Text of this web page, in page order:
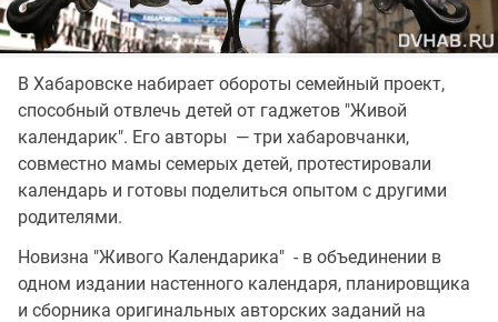
В Хабаровске набирает обороты семейный проект,
способный отвлечь детей от гаджетов "Живой
календарик". Его авторы — три хабаровчанки,
совместно мамы семерых детей, протестировали
календарь и готовы поделиться опытом с другими
родителями.
Новизна "Живого Календарика" - в объединении в
одном издании настенного календаря, планировщика
и сборника оригинальных авторских заданий на